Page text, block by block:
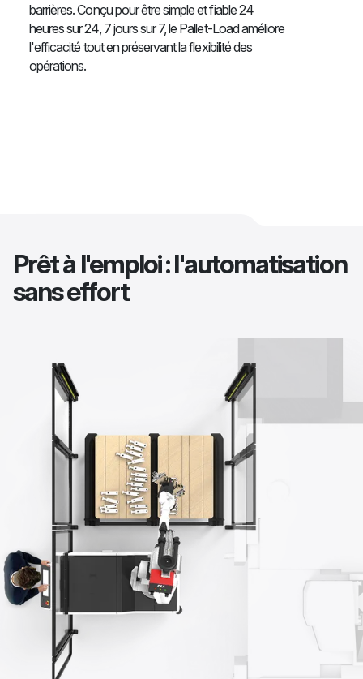
barrières. Conçu pour être simple et fiable 24
heures sur 24, 7 jours sur 7, le Pallet-Load améliore
l'efficacité tout en préservant la flexibilité des
opérations.
Prêt à l'emploi : l'automatisation
sans effort